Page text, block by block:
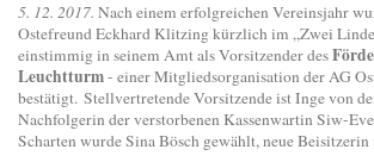
5. 12. 2017. Nach einem erfolgreichen Vereinsjahr
Ostefreund Eckhard Klitzing kürzlich im „Zwei
einstimmig in seinem Amt als Vorsitzender des
Leuchtturm- einer Mitgliedsorganisation der AG
bestätigt. Stellvertretende Vorsitzende ist Inge von
Nachfolgerin der verstorbenen Kassenwartin Siw-
Scharten wurde Sina Bösch gewählt, neue